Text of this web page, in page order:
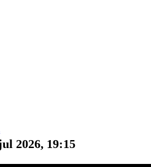
2026, 19:15